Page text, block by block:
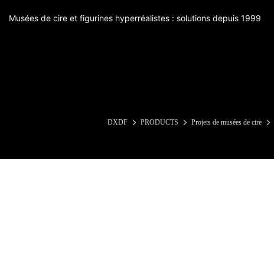
Musées de cire et figurines hyperréalistes : solutions depuis 1999
DXDF PRODUCTS Projets de musées de cire